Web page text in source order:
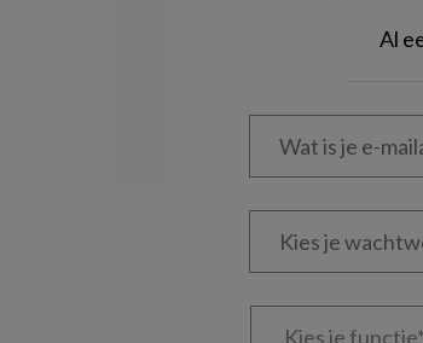
Al
Wat
Kies
Kies